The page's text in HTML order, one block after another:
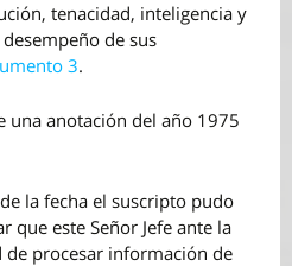
tenacidad, inteligencia y
de sus
3.
una anotación del año 1975
la fecha el suscripto pudo
que este Señor Jefe ante la
de procesar información de